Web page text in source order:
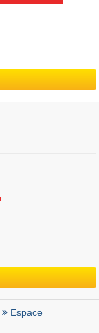
Espace